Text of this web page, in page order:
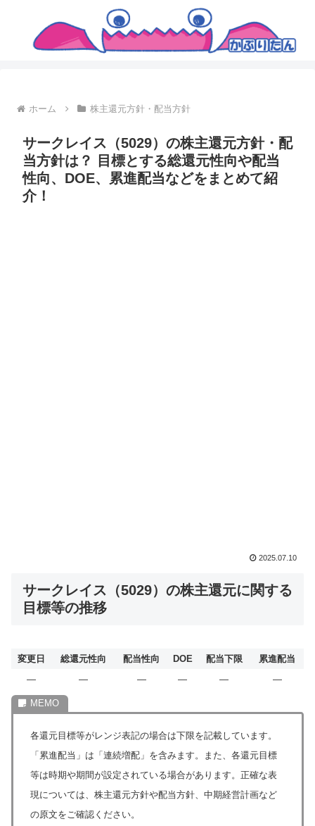
ホーム 株主還元方針・配当方針
サークレイス（5029）の株主還元方針・配
当方針は？ 目標とする総還元性向や配当
性向、DOE、累進配当などをまとめて紹
介！
2025.07.10
サークレイス（5029）の株主還元に関する
目標等の推移
変更日 総還元性向 配当性向 DOE 配当下限
累進配当
―
― ― ― ― ―
各還元目標等がレンジ表記の場合は下限を記載しています。
「累進配当」は「連続増配」を含みます。また、各還元目標
等は時期や期間が設定されている場合があります。正確な表
現については、株主還元方針や配当方針、中期経営計画など
の原文をご確認ください。